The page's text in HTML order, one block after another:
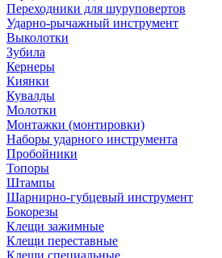
Переходники для шуруповертов
Ударно-рычажный инструмент
Выколотки
Зубила
Кернеры
Киянки
Кувалды
Молотки
Монтажки (монтировки)
Наборы ударного инструмента
Пробойники
Топоры
Штампы
Шарнирно-губцевый инструмент
Бокорезы
Клещи зажимные
Клещи переставные
Клещи специальные